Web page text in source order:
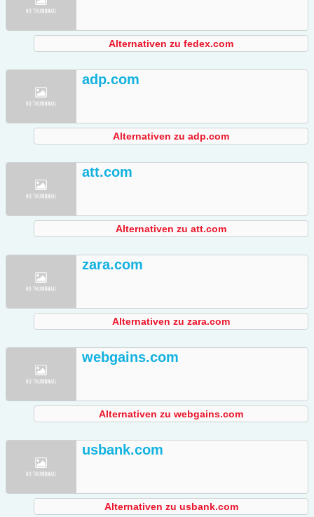
Alternativen zu fedex.com
adp.com
Alternativen zu adp.com
att.com
Alternativen zu att.com
zara.com
Alternativen zu zara.com
webgains.com
Alternativen zu webgains.com
usbank.com
Alternativen zu usbank.com